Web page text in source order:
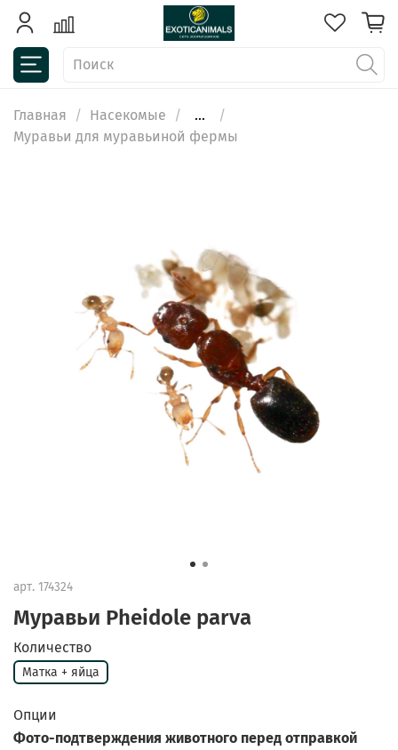
Главная Насекомые
...
Муравьи для муравьиной фермы
арт. 174324
Муравьи Pheidole parva
Количество
Матка + яйца
Опции
Фото-подтверждения животного перед отправкой